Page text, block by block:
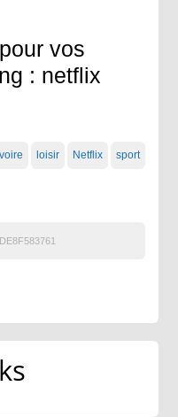
vos
: netflix
loisir Netflix sport